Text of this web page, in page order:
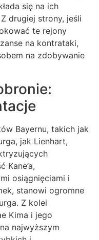
się na ich
drugiej strony, jeśli
te rejony
na kontrataki,
na zdobywanie
Bayernu, takich jak
jak Lienhart,
Kane’a,
osiągnięciami i
stanowi ogromne
Z kolei
Kima i jego
najwyższym